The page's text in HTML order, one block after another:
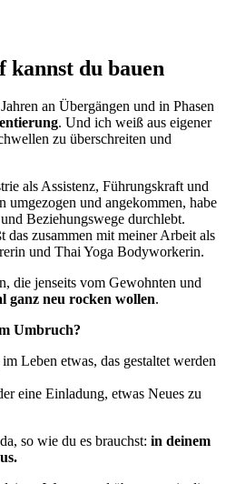
du bauen
an Übergängen und in Phasen
. Und ich weiß aus eigener
zu überschreiten und
als Assistenz, Führungskraft und
umgezogen und angekommen, habe
Beziehungswege durchlebt.
zusammen mit meiner Arbeit als
und Thai Yoga Bodyworkerin.
die jenseits vom Gewohnten und
ganz neu rocken wollen.
Umbruch?
Leben etwas, das gestaltet werden
eine Einladung, etwas Neues zu
so wie du es brauchst: in deinem